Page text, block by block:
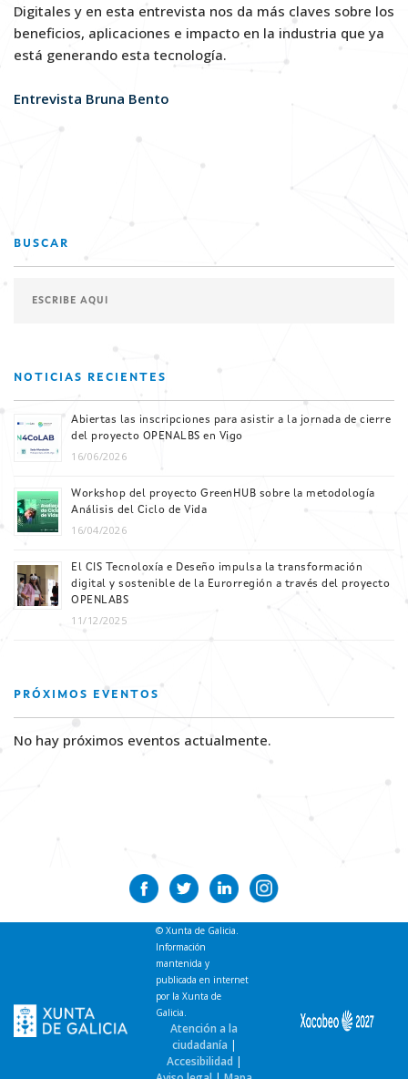
Digitales y en esta entrevista nos da más claves sobre los
beneficios, aplicaciones e impacto en la industria que ya
está generando esta tecnología.
Entrevista Bruna Bento
BUSCAR
NOTICIAS RECIENTES
Abiertas las inscripciones para asistir a la jornada de cierre
del proyecto OPENALBS en Vigo
16/06/2026
Workshop del proyecto GreenHUB sobre la metodología
Análisis del Ciclo de Vida
16/04/2026
El CIS Tecnoloxía e Deseño impulsa la transformación
digital y sostenible de la Eurorregión a través del proyecto
OPENLABS
11/12/2025
PRÓXIMOS EVENTOS
No hay próximos eventos actualmente.
© Xunta de Galicia.
Información
mantenida y
publicada en internet
por la Xunta de
Galicia.
Atención a la
ciudadanía |
Accesibilidad |